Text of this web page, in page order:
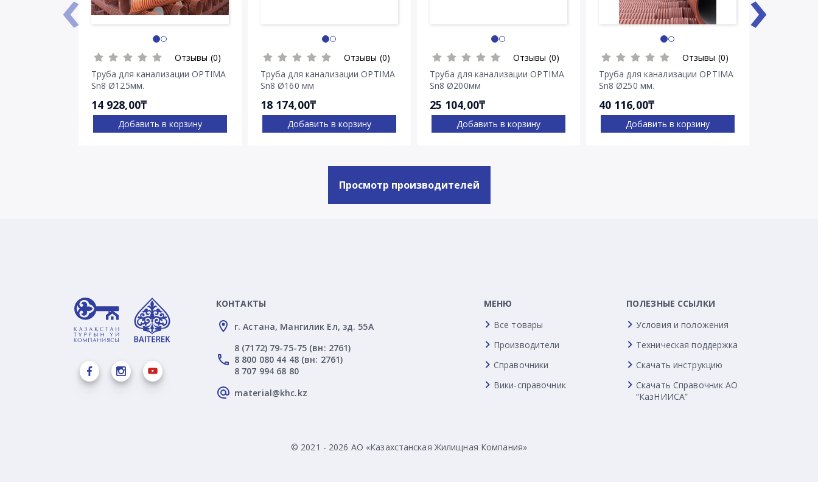
Отзывы (0)
Труба для канализации OPTIMA
Sn8 Ø125мм.
14 928,00₸
Добавить в корзину
Отзывы (0)
Труба для канализации OPTIMA
Sn8 Ø160 мм
18 174,00₸
Добавить в корзину
Отзывы (0)
Труба для канализации OPTIMA
Sn8 Ø200мм
25 104,00₸
Добавить в корзину
Отзывы (0)
Труба для канализации OPTIMA
Sn8 Ø250 мм.
40 116,00₸
Добавить в корзину
Просмотр производителей
КОНТАКТЫ
г. Астана, Мангилик Ел, зд. 55А
8 (7172) 79-75-75 (вн: 2761)
8 800 080 44 48 (вн: 2761)
8 707 994 68 80
material@khc.kz
МЕНЮ
Все товары
Производители
Справочники
Вики-справочник
ПОЛЕЗНЫЕ ССЫЛКИ
Условия и положения
Техническая поддержка
Скачать инструкцию
Скачать Справочник АО
“КазНИИСА”
© 2021 - 2026 АО «Казахстанская Жилищная Компания»